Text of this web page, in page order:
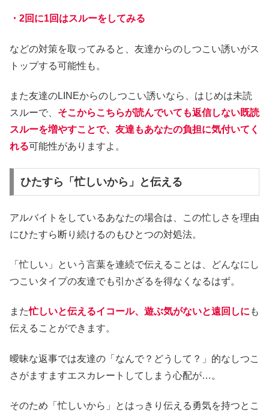
・2回に1回はスルーをしてみる
などの対策を取ってみると、友達からのしつこい誘いがス
トップする可能性も。
また友達のLINEからのしつこい誘いなら、はじめは未読
スルーで、 そこからこちらが読んでいても返信しない既読
スルーを増やすことで、友達もあなたの負担に気付いてく
れる可能性がありますよ。
ひたすら「忙しいから」と伝える
アルバイトをしているあなたの場合は、この忙しさを理由
にひたすら断り続けるのもひとつの対処法。
「忙しい」という言葉を連続で伝えることは、どんなにし
つこいタイプの友達でも引かざるを得なくなるはず。
また忙しいと伝えるイコール、遊ぶ気がないと遠回しに も
伝えることができます。
曖昧な返事では友達の「なんで？どうして？」的なしつこ
さがますますエスカレートしてしまう心配が…。
そのため「忙しいから」とはっきり伝える勇気を持つとこ